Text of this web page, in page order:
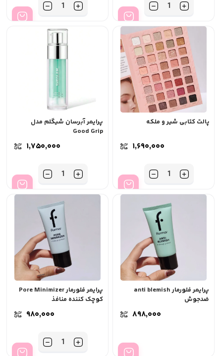
تعداد تعداد
پالت کتابی شیر و ملکه
۱,۶۹۰,۰۰۰
تعداد
پرایمر آبرسان شیگلم مدل
Good Grip
۱,۷۵۰,۰۰۰
تعداد
پرایمر فلورمار anti blemish
ضدجوش
۸۹۸,۰۰۰
پرایمر فلورمار Pore Minimizer
کوچک کننده منافذ
۹۸۰,۰۰۰
تعداد